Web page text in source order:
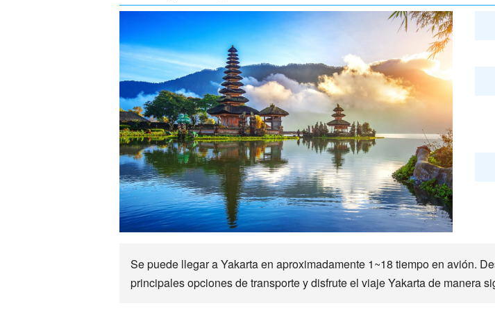
Se puede llegar a Yakarta en aproximadamente 1~18 tiempo en avión.
principales opciones de transporte y disfrute el viaje Yakarta de manera